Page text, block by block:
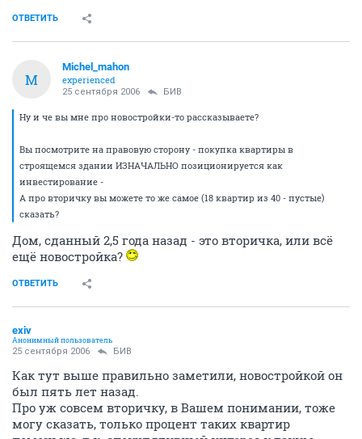
ОТВЕТИТЬ
M
Michel_mahon
experienced
25 сентября 2006 БИВ
Ну и че вы мне про новостройки-то рассказываете?
Вы посмотрите на правовую сторону - покупка квартиры в
строящемся здании ИЗНАЧАЛЬНО позиционируется как
инвестирование -
А про вторичку вы можете то же самое (18 квартир из 40 - пустые)
сказать?
Дом, сданный 2,5 года назад - это вторичка, или всё
ещё новостройка?
ОТВЕТИТЬ
exiv
Анонимный пользователь
25 сентября 2006 БИВ
Как тут выше правильно заметили, новостройкой он
был пять лет назад.
Про уж совсем вторичку, в Вашем понимании, тоже
могу сказать, только процент таких квартир